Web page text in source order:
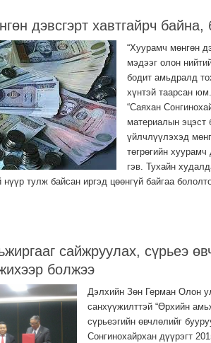
дэвсгэрт хавтгайрч
“Хуурамч мөнгөн
мэдээг олон
бодит амьдралд
хүнтэй таарсан
“Саяхан
материалын эцэст
үйлчлүүлэхэд
төгрөгийн
гэв. Тухайн
нүүр тулж байсан иргэд цөөнгүй байгаа
сайжруулах, сүрьеэ
болжээ
Дэлхийн Зөн Герман Олон
санхүүжилттэй “Өрхийн
сүрьеэгийн өвчлөлийг
Сонгинохайрхан дүүрэгт